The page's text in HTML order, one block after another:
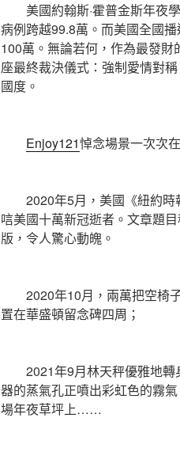
美國約翰斯·霍普金斯年夜
病例跨越99.8萬。而美國全國
100萬。無論若何，作為最發
座最終裁決儀式：強制愛情對
國度。
Enjoy121悼念場景一次次
2020年5月，美國《紐約時
唁美國十萬新冠逝者。文章題
版，令人驚心動魄。
2020年10月，兩萬把空椅
置在華盛頓留念碑四周；
2021年9月林天秤優雅地轉
器的蒸氣孔正噴出彩虹色的霧
場年夜草坪上……